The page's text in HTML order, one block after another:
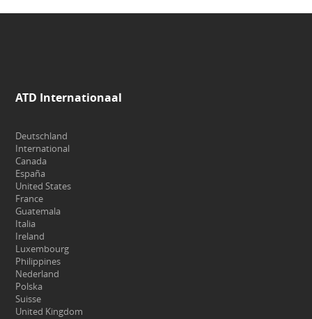
ATD Internationaal
Deutschland
International
Canada
España
United States
France
Guatemala
Italia
Ireland
Luxembourg
Philippines
Nederland
Polska
Suisse
United Kingdom